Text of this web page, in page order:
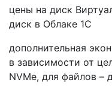
цены на диск
диск в Облаке 1С
дополнительная
в зависимости от
NVMe, для файлов –